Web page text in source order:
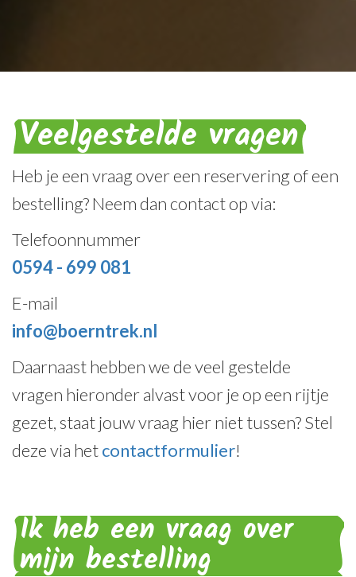
Veelgestelde vragen
Heb je een vraag over een reservering of een
bestelling? Neem dan contact op via:
Telefoonnummer
0594 - 699 081
E-mail
info@boerntrek.nl
Daarnaast hebben we de veel gestelde
vragen hieronder alvast voor je op een rijtje
gezet, staat jouw vraag hier niet tussen? Stel
deze via hetcontactformulier!
Ik heb een vraag over
mijn bestelling